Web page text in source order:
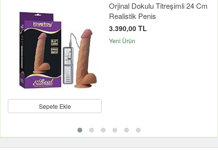
Sepete Ekle
Orjinal Dokulu Titreşimli 24 Cm
Realistik Penis
3.390,00 TL
Yeni Ürün